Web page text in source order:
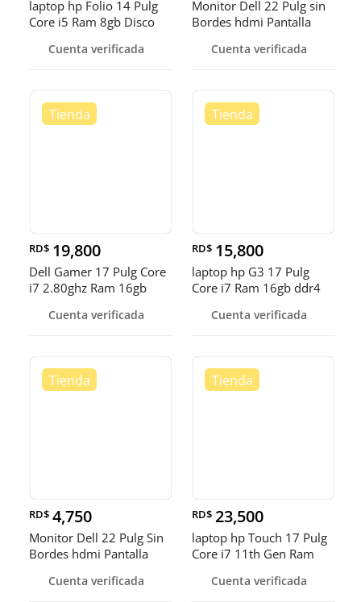
laptop hp Folio 14 Pulg
Core i5 Ram 8gb Disco
Cuenta verificada
Monitor Dell 22 Pulg sin
Bordes hdmi Pantalla
Cuenta verificada
RD$ 19,800
Dell Gamer 17 Pulg Core
i7 2.80ghz Ram 16gb
Nvidea 4gb Dedi
Cuenta verificada
RD$ 15,800
laptop hp G3 17 Pulg
Core i7 Ram 16gb ddr4
8gbCuenta verificada
RD$ 4,750
Monitor Dell 22 Pulg Sin
Bordes hdmi Pantalla
Cuenta verificada
RD$ 23,500
laptop hp Touch 17 Pulg
Core i7 11th Gen Ram
SSD Video 8gb
Cuenta verificada